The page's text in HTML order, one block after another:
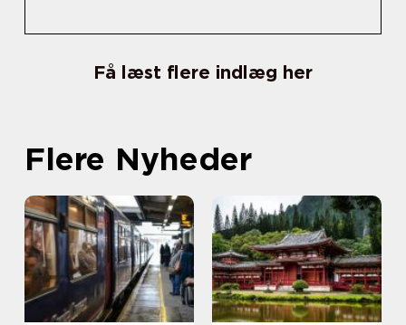
Få læst flere indlæg her
Flere Nyheder